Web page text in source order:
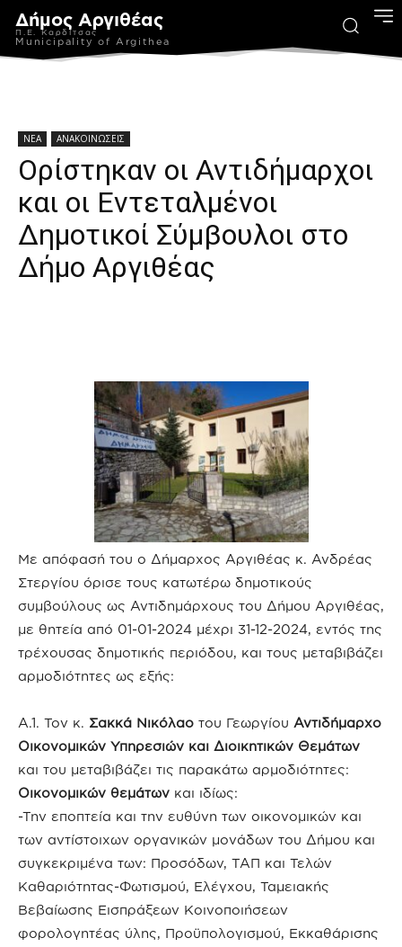
Δήμος Αργιθέας
Π.Ε. Καρδίτσας
Municipality of Argithea
ΝΕΑ ΑΝΑΚΟΙΝΩΣΕΙΣ
Ορίστηκαν οι Αντιδήμαρχοι
και οι Εντεταλμένοι
Δημοτικοί Σύμβουλοι στο
Δήμο Αργιθέας
Με απόφασή του ο Δήμαρχος Αργιθέας κ. Ανδρέας
Στεργίου όρισε τους κατωτέρω δημοτικούς
συμβούλους ως Αντιδημάρχους του Δήμου Αργιθέας,
με θητεία από 01-01-2024 μέχρι 31-12-2024, εντός της
τρέχουσας δημοτικής περιόδου, και τους μεταβιβάζει
αρμοδιότητες ως εξής:
Α.1. Τον κ. Σακκά Νικόλαο του Γεωργίου Αντιδήμαρχο
Οικονομικών Υπηρεσιών και Διοικητικών Θεμάτων
και του μεταβιβάζει τις παρακάτω αρμοδιότητες:
Οικονομικών θεμάτων και ιδίως:
-Την εποπτεία και την ευθύνη των οικονομικών και
των αντίστοιχων οργανικών μονάδων του Δήμου και
συγκεκριμένα των: Προσόδων, ΤΑΠ και Τελών
Καθαριότητας-Φωτισμού, Ελέγχου, Ταμειακής
Βεβαίωσης Εισπράξεων Κοινοποιήσεων
φορολογητέας ύλης, Προϋπολογισμού, Εκκαθάρισης